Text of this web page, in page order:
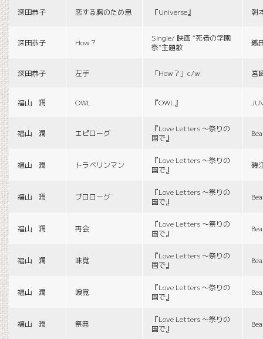
深田恭子 恋する胸のため息 『Universe』 朝
深田恭子 How？
Single/ 映画 “死者の学園
祭”主題歌
織
深田恭子 左手 「How？」c/w 宮
福山 潤 OWL 『OWL』
福山 潤 エピローグ
『Love Letters 〜祭りの
国で』
福山 潤 トラベリンマン
『Love Letters 〜祭りの
国で』
磯
福山 潤 プロローグ
『Love Letters 〜祭りの
国で』
福山 潤 再会
『Love Letters 〜祭りの
国で』
福山 潤 味覚
『Love Letters 〜祭りの
国で』
福山 潤 嗅覚
『Love Letters 〜祭りの
国で』
福山 潤 祭典
『Love Letters 〜祭りの
国で』